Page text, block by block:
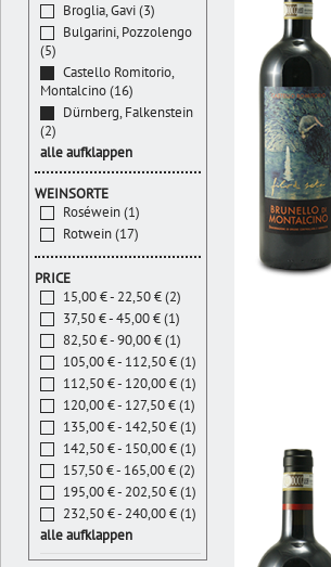
Broglia, Gavi (3)
Bulgarini, Pozzolengo
(5)
Castello Romitorio,
Montalcino (16)
Dürnberg, Falkenstein
(2)
alle aufklappen
WEINSORTE
Roséwein (1)
Rotwein (17)
PRICE
15,00 € - 22,50 € (2)
37,50 € - 45,00 € (1)
82,50 € - 90,00 € (1)
105,00 € - 112,50 € (1)
112,50 € - 120,00 € (1)
120,00 € - 127,50 € (1)
135,00 € - 142,50 € (1)
142,50 € - 150,00 € (1)
157,50 € - 165,00 € (2)
195,00 € - 202,50 € (1)
232,50 € - 240,00 € (1)
alle aufklappen